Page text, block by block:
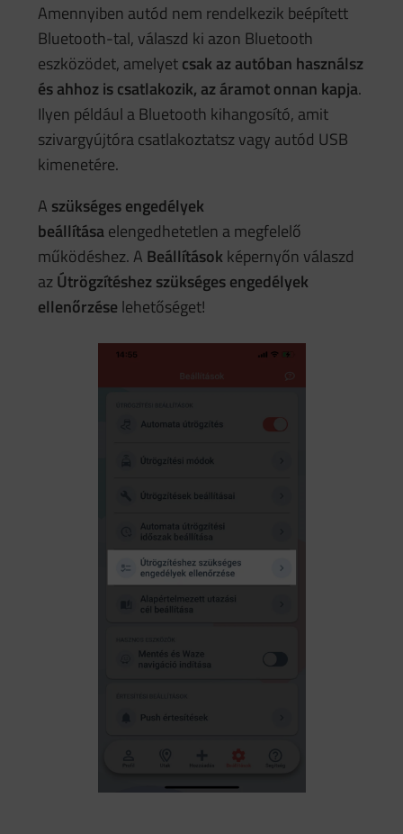
Amennyiben autód nem rendelkezik beépített
Bluetooth-tal, válaszd ki azon Bluetooth
eszközödet, amelyetcsak az autóban használsz
és ahhoz is csatlakozik, az áramot onnan kapja.
Ilyen például a Bluetooth kihangosító, amit
szivargyújtóra csatlakoztatsz vagy autód USB
kimenetére.
A szükséges engedélyek
beállításaelengedhetetlen a megfelelő
működéshez. A Beállításokképernyőn válaszd
azÚtrögzítéshez szükséges engedélyek
ellenőrzéselehetőséget!